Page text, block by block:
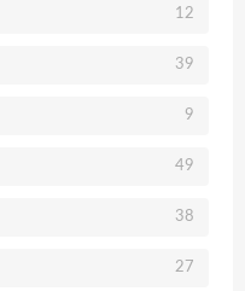
12
39
9
49
38
27